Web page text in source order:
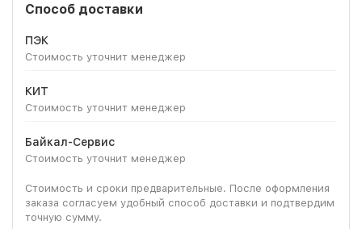
Способ доставки
ПЭК
Стоимость уточнит менеджер
КИТ
Стоимость уточнит менеджер
Байкал-Сервис
Стоимость уточнит менеджер
Стоимость и сроки предварительные. После оформления
заказа согласуем удобный способ доставки и подтвердим
точную сумму.